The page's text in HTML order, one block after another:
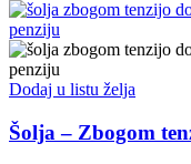
Dodaj u listu želja
Šolja – Zbogom